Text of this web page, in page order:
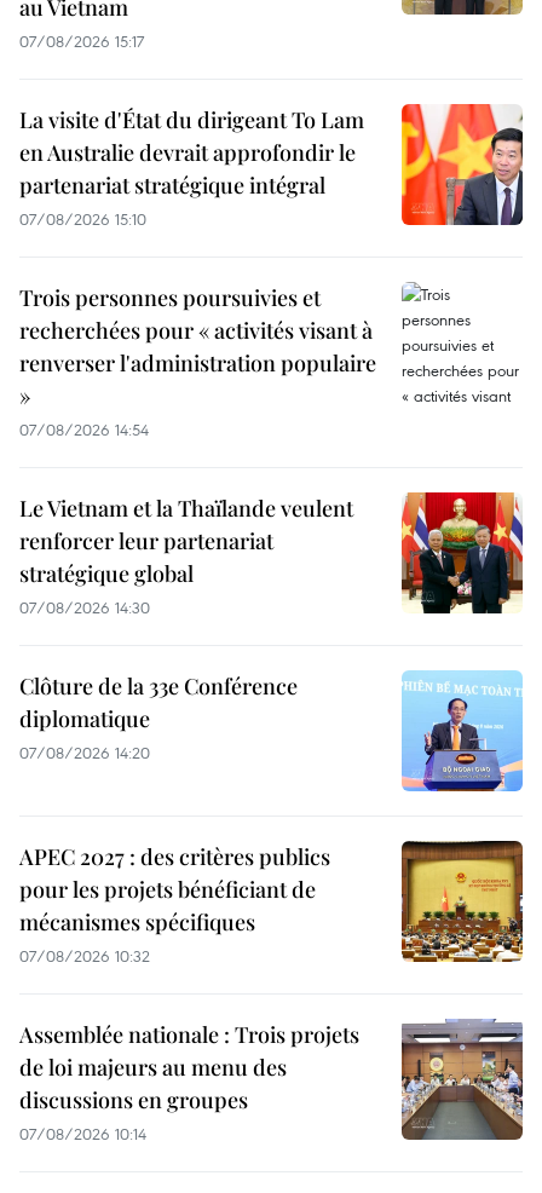
au Vietnam
07/08/2026 15:17
La visite d'État du dirigeant To Lam
en Australie devrait approfondir le
partenariat stratégique intégral
07/08/2026 15:10
Trois personnes poursuivies et
recherchées pour « activités visant à
renverser l'administration populaire
»
07/08/2026 14:54
Le Vietnam et la Thaïlande veulent
renforcer leur partenariat
stratégique global
07/08/2026 14:30
Clôture de la 33e Conférence
diplomatique
07/08/2026 14:20
APEC 2027 : des critères publics
pour les projets bénéficiant de
mécanismes spécifiques
07/08/2026 10:32
Assemblée nationale : Trois projets
de loi majeurs au menu des
discussions en groupes
07/08/2026 10:14